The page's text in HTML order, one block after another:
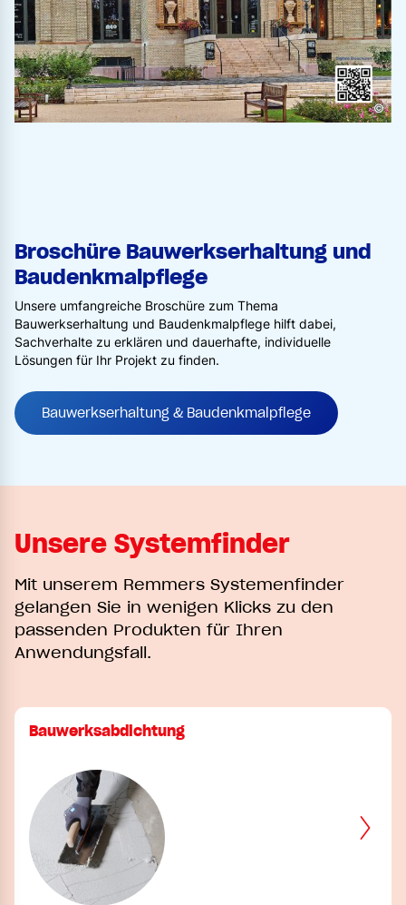
Broschüre Bauwerkserhaltung und
Baudenkmalpflege
Unsere umfangreiche Broschüre zum Thema
Bauwerkserhaltung und Baudenkmalpflege hilft dabei,
Sachverhalte zu erklären und dauerhafte, individuelle
Lösungen für Ihr Projekt zu finden.
Bauwerkserhaltung & Baudenkmalpflege
©
Unsere Systemfinder
Mit unserem Remmers Systemenfinder
gelangen Sie in wenigen Klicks zu den
passenden Produkten für Ihren
Anwendungsfall.
Bauwerksabdichtung